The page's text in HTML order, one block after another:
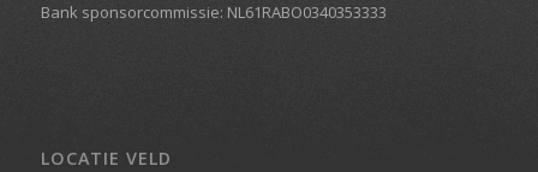
Bank sponsorcommissie: NL61RABO0340353333
LOCATIE VELD